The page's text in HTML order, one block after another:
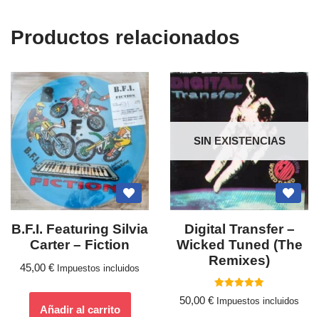
Productos relacionados
B.F.I. Featuring Silvia
Carter – Fiction
45,00 € Impuestos incluidos
Añadir al carrito
SIN EXISTENCIAS
Digital Transfer –
Wicked Tuned (The
Remixes)
con
50,00 € Impuestos incluidos